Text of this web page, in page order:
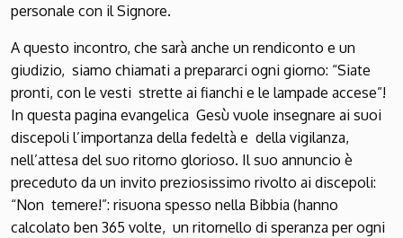
personale con il Signore.
A questo incontro, che sarà anche un rendiconto e un
giudizio, siamo chiamati a prepararci ogni giorno: “Siate
pronti, con le vesti strette ai fianchi e le lampade accese”!
In questa pagina evangelica Gesù vuole insegnare ai suoi
discepoli l’importanza della fedeltà e della vigilanza,
nell’attesa del suo ritorno glorioso. Il suo annuncio è
preceduto da un invito preziosissimo rivolto ai discepoli:
“Non temere!”: risuona spesso nella Bibbia (hanno
calcolato ben 365 volte, un ritornello di speranza per ogni